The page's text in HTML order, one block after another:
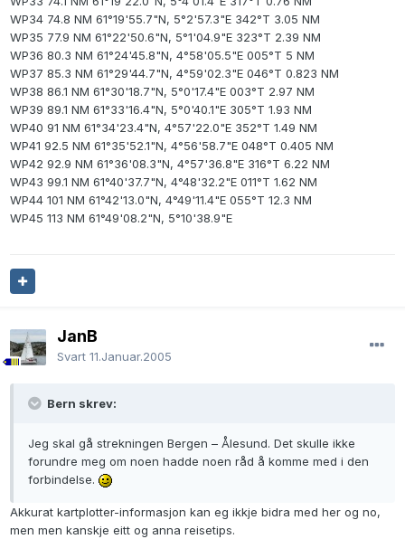
WP34 74.8 NM 61°19'55.7"N, 5°2'57.3"E 342°T 3.05 NM
WP35 77.9 NM 61°22'50.6"N, 5°1'04.9"E 323°T 2.39 NM
WP36 80.3 NM 61°24'45.8"N, 4°58'05.5"E 005°T 5 NM
WP37 85.3 NM 61°29'44.7"N, 4°59'02.3"E 046°T 0.823 NM
WP38 86.1 NM 61°30'18.7"N, 5°0'17.4"E 003°T 2.97 NM
WP39 89.1 NM 61°33'16.4"N, 5°0'40.1"E 305°T 1.93 NM
WP40 91 NM 61°34'23.4"N, 4°57'22.0"E 352°T 1.49 NM
WP41 92.5 NM 61°35'52.1"N, 4°56'58.7"E 048°T 0.405 NM
WP42 92.9 NM 61°36'08.3"N, 4°57'36.8"E 316°T 6.22 NM
WP43 99.1 NM 61°40'37.7"N, 4°48'32.2"E 011°T 1.62 NM
WP44 101 NM 61°42'13.0"N, 4°49'11.4"E 055°T 12.3 NM
WP45 113 NM 61°49'08.2"N, 5°10'38.9"E
JanB
Svart 11.Januar.2005
Bern skrev:
Jeg skal gå strekningen Bergen – Ålesund. Det skulle ikke
forundre meg om noen hadde noen råd å komme med i den
forbindelse.
Akkurat kartplotter-informasjon kan eg ikkje bidra med her og no,
men men kanskje eitt og anna reisetips.